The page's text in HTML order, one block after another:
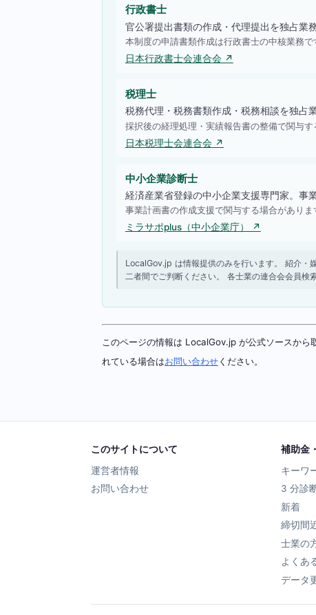
行政書士
官公署提出書類の作成・代理提出を独占業
本制度の申請書類作成は行政書士の中核業務で
日本行政書士会連合会 ↗
税理士
税務代理・税務書類作成・税務相談を独占
採択後の経理処理・実績報告書の整備で関与す
日本税理士会連合会 ↗
中小企業診断士
経済産業省登録の中小企業支援専門家。事
事業計画書の作成支援で関与する場合がありま
ミラサポplus（中小企業庁） ↗
LocalGov.jp は情報提供のみを行います。 紹介・
二者間でご判断ください。 各士業の連合会会員検
このページの情報は LocalGov.jp が公式ソースから
れている場合はお問い合わせください。
このサイトについて
運営者情報
お問い合わせ
補助金
キーワ
3 分診
新着
締切間
士業の
よくあ
データ